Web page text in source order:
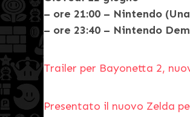
– ore 21:00 – Nintendo
– ore 23:40 – Nintendo
Trailer per Bayonetta 2,
Presentato il nuovo Zelda